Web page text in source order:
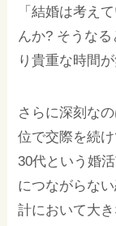
「結婚は考え
んか? そうな
り貴重な時間
さらに深刻な
位で交際を続
30代という婚
につながらな
計において大